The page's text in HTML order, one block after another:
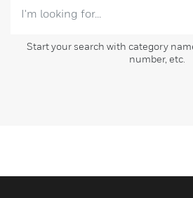
Start your search with category
number, etc.